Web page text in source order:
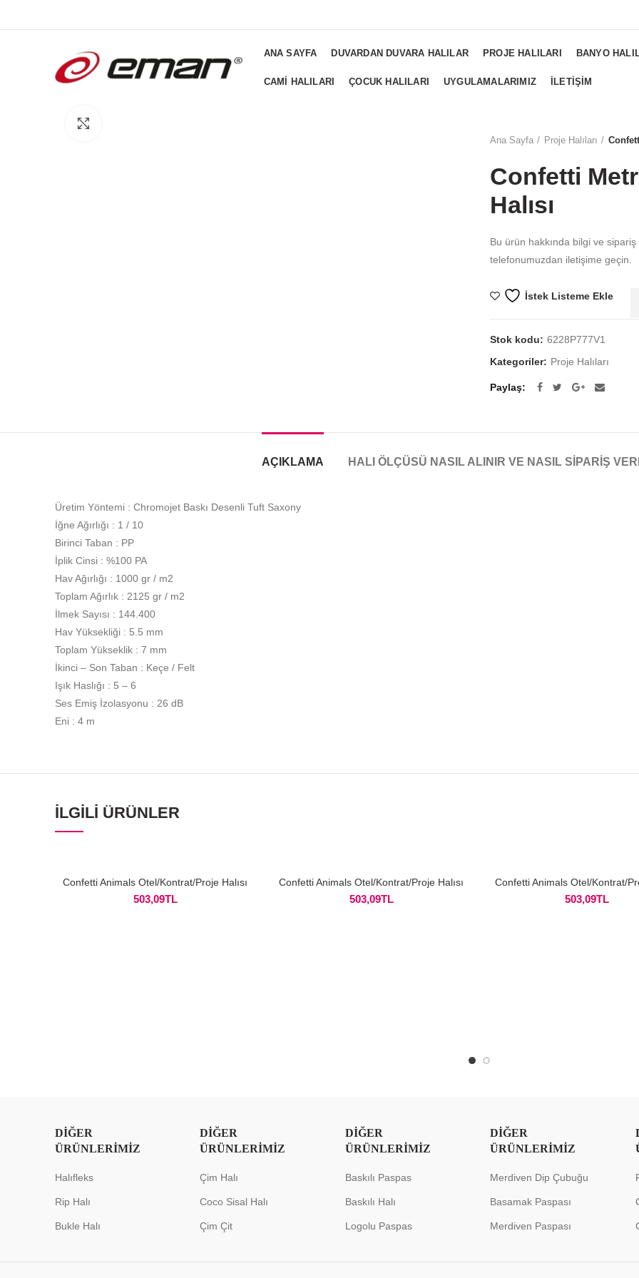
ANA SAYFA DUVARDAN DUVARA HALILAR PROJE HALILARI BANYO
CAMI HALILARI ÇOCUK HALILARI UYGULAMALARIMIZ İLETIŞIM
Ana Sayfa
Proje Halıları
Confetti
Halısı
Bu ürün hakkında bilgi ve
telefonumuzdan iletişime geçin.
İstek Listeme Ekle
Stok kodu: 6228P777V1
Kategoriler: Proje Halıları
Paylaş
AÇIKLAMA HALI ÖLÇÜSÜ NASIL ALINIR VE NASIL SIPARIŞ
Üretim Yöntemi : Chromojet Baskı Desenli Tuft Saxony
İğne Ağırlığı : 1 / 10
Birinci Taban : PP
İplik Cinsi : %100 PA
Hav Ağırlığı : 1000 gr / m2
Toplam Ağırlık : 2125 gr / m2
İlmek Sayısı : 144.400
Hav Yüksekliği : 5.5 mm
Toplam Yükseklik : 7 mm
İkinci – Son Taban : Keçe / Felt
Işık Haslığı : 5 – 6
Ses Emiş İzolasyonu : 26 dB
Eni : 4 m
İLGILI ÜRÜNLER
Confetti Animals Otel/Kontrat/Proje Halısı
503,09TL
Confetti Animals Otel/Kontrat/Proje Halısı
503,09TL
Confetti Animals Otel/Kontrat/
503,09TL
DIĞER
ÜRÜNLERIMIZ
Halıfleks
Rip Halı
Bukle Halı
DIĞER
ÜRÜNLERIMIZ
Çim Halı
Coco Sisal Halı
Çim Çit
DIĞER
ÜRÜNLERIMIZ
Baskılı Paspas
Baskılı Halı
Logolu Paspas
DIĞER
ÜRÜNLERIMIZ
Merdiven Dip Çubuğu
Basamak Paspası
Merdiven Paspası